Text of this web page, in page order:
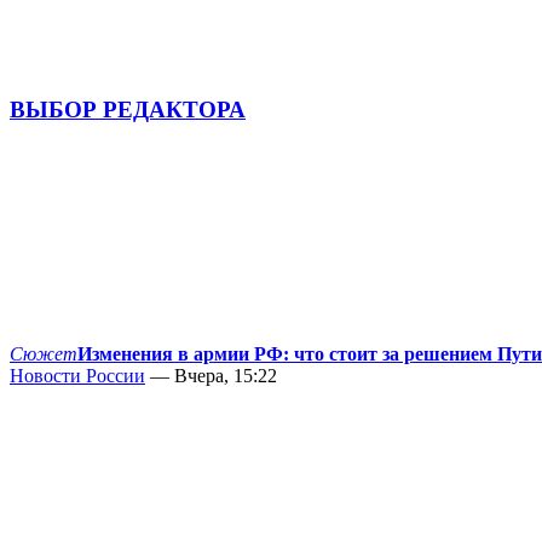
ВЫБОР РЕДАКТОРА
СюжетИзменения в армии РФ: что стоит за решением
Новости России — Вчера, 15:22